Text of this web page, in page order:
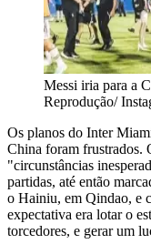
Messi iria para a
Reprodução/
Os planos do Inter
China foram frustrados.
"circunstâncias
partidas, até então
o Hainiu, em Qindao, e
expectativa era lotar o
torcedores, e gerar um